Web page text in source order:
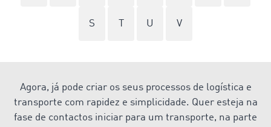
S U V
Agora, já pode criar os seus processos de logística e
transporte com rapidez e simplicidade. Quer esteja na
fase de contactos iniciar para um transporte, na parte